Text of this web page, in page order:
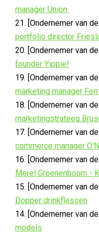
manager Union
21. [Ondernemer van
portfolio director
20. [Ondernemer van
founder Yippie!
19. [Ondernemer van
marketing manager
18. [Ondernemer van
marketingstrateeg
17. [Ondernemer van
commerce manager
16. [Ondernemer van
Merel Groenenboom -
15. [Ondernemer van
Dopper drinkflessen
14. [Ondernemer van
models